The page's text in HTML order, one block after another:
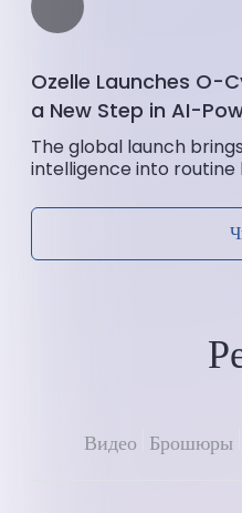
Ozelle Launches O-
a New Step in AI-
The global launch
intelligence into
Видео Брошюры